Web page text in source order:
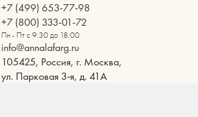
+7 (499) 653-77-98
+7 (800) 333-01-72
Пн - Пт с 9:30 до 18:00
info@annalafarg.ru
105425, Россия, г. Москва,
ул. Парковая 3-я, д. 41А